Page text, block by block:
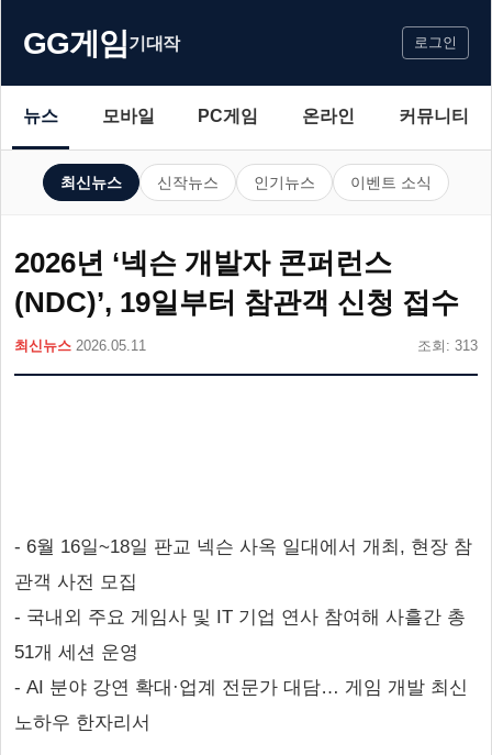
GG게임기대작 로그인
뉴스 모바일 PC게임 온라인 커뮤니티
최신뉴스 신작뉴스 인기뉴스 이벤트 소식
2026년 ‘넥슨 개발자 콘퍼런스
(NDC)’, 19일부터 참관객 신청 접수
최신뉴스 2026.05.11 조회: 313
- 6월 16일~18일 판교 넥슨 사옥 일대에서 개최, 현장 참
관객 사전 모집
- 국내외 주요 게임사 및 IT 기업 연사 참여해 사흘간 총
51개 세션 운영
- AI 분야 강연 확대·업계 전문가 대담… 게임 개발 최신
노하우 한자리서